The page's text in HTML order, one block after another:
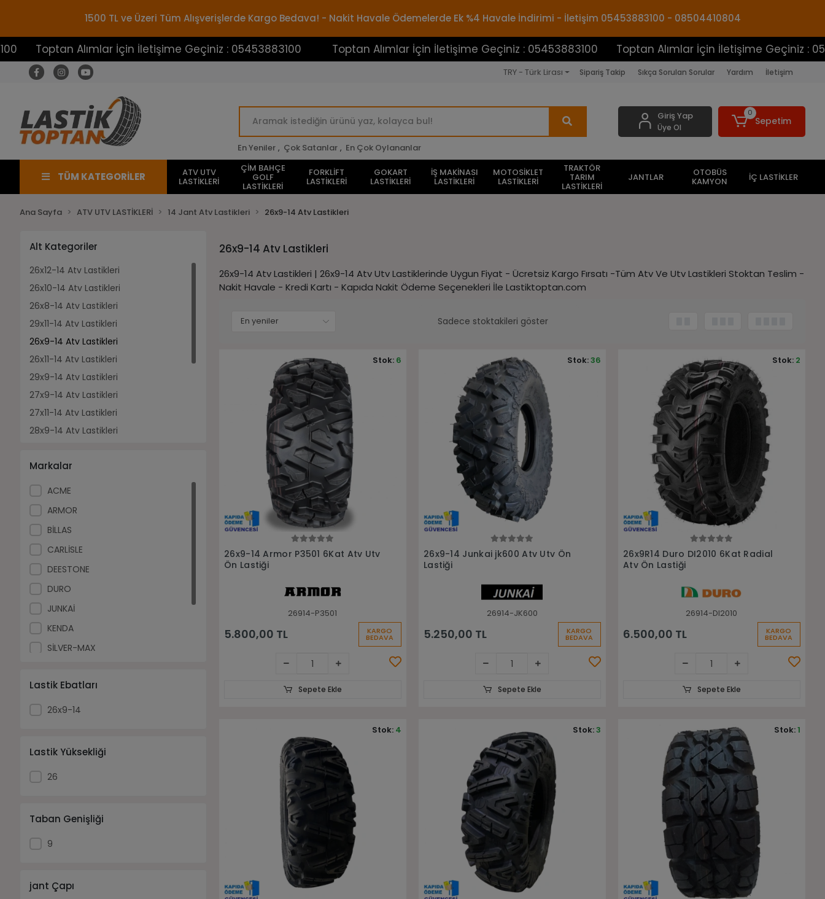
1500 TL ve Üzeri Tüm Alışverişlerde Kargo Bedava! - Nakit Havale Ödemelerde Ek %4 Havale İndirimi - İletişim 05453883100 - 08504410804
Alımlar İçin İletişime Geçiniz : 05453883100 Toptan Alımlar İçin İletişime Geçiniz : 05453883100 Toptan Alımlar İçin İletişime Geçiniz :
TRY - Türk Lirası Sipariş Takip Sıkça Sorulan Sorular Yardım İletişim
En Yeniler , Çok Satanlar , En Çok Oylananlar
Giriş Yap
Üye Ol
0
Sepetim
TÜM KATEGORİLER ATV UTV
LASTİKLERİ
ÇİM BAHÇE
GOLF
LASTİKLERİ
FORKLİFT
LASTİKLERİ
GOKART
LASTİKLERİ
İŞ MAKİNASI
LASTİKLERİ
MOTOSİKLET
LASTİKLERİ
TRAKTÖR
TARIM
LASTİKLERİ
JANTLAR OTOBÜS
KAMYON İÇ LASTİKLER
Ana Sayfa ATV UTV LASTİKLERİ 14 Jant Atv Lastikleri 26x9-14 Atv Lastikleri
Alt Kategoriler
26x12-14 Atv Lastikleri
26x10-14 Atv Lastikleri
26x8-14 Atv Lastikleri
29x11-14 Atv Lastikleri
26x9-14 Atv Lastikleri
26x11-14 Atv Lastikleri
29x9-14 Atv Lastikleri
27x9-14 Atv Lastikleri
27x11-14 Atv Lastikleri
28x9-14 Atv Lastikleri
270/30-14 Atv Lastikleri
Markalar
ACME
ARMOR
BİLLAS
CARLİSLE
DEESTONE
DURO
JUNKAİ
KENDA
SİLVER-MAX
UNİLLİ
WATTSTONE
Lastik Ebatları
26x9-14
Lastik Yüksekliği
26
Taban Genişliği
9
jant Çapı
26x9-14 Atv Lastikleri
26x9-14 Atv Lastikleri | 26x9-14 Atv Utv Lastiklerinde Uygun Fiyat - Ücretsiz Kargo Fırsatı -Tüm Atv Ve Utv Lastikleri Stoktan Teslim -
Nakit Havale - Kredi Kartı - Kapıda Nakit Ödeme Seçenekleri İle Lastiktoptan.com
Sadece stoktakileri göster
26x9-14 Armor P3501 6Kat Atv Utv
Ön Lastiği
26914-P3501
5.800,00 TL KARGO
BEDAVA
Stok: 6
Sepete Ekle
26x9-14 Junkai jk600 Atv Utv Ön
Lastiği
26914-JK600
5.250,00 TL KARGO
BEDAVA
Stok:36
Sepete Ekle
26x9R14 Duro DI2010 6Kat Radial
Atv Ön Lastiği
26914-DI2010
6.500,00 TL KARGO
BEDAVA
Stok: 2
Sepete Ekle
Stok: 4 Stok:3 Stok:1